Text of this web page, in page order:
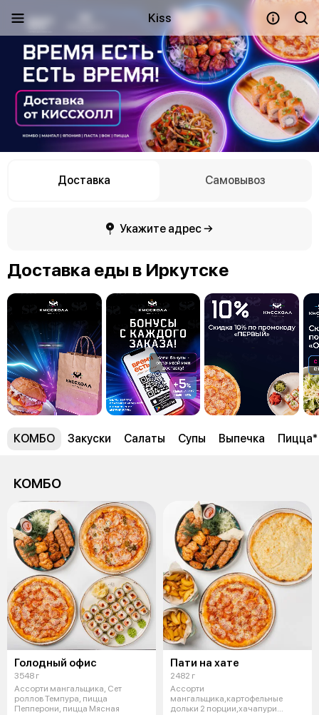
Kiss
Доставка Самовывоз
Укажите адрес →
Доставка еды в Иркутске
КОМБО Закуски Салаты Супы Выпечка Пицца*
КОМБО
Голодный офис
3548 г
Ассорти мангальщика, Сет
роллов Темпура, пицца
Пепперони, пицца Мясная
Пати на хате
2482 г
Ассорти
мангальщика,картофельные
дольки 2 порции,хачапури